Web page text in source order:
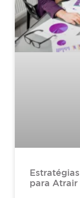
para Atrair